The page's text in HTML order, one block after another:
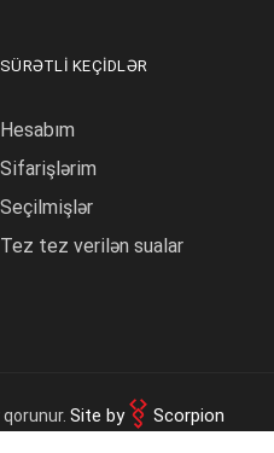
SÜRƏTLI KEÇIDLƏR
Hesabım
Sifarişlərim
Seçilmişlər
Tez tez verilən sualar
Site by Scorpion